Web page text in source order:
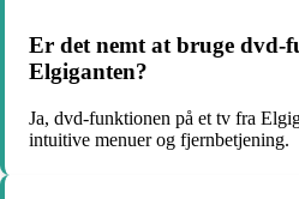
Er det nemt at bruge dvd-
Elgiganten?
Ja, dvd-funktionen på et tv fra
intuitive menuer og fjernbetjening.